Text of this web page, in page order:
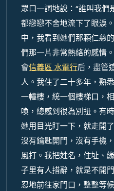
眾口一詞地說：“誰叫我們
都戀戀不舍地流下了眼淚
中，我看到她們那顆仁慈
們那一片非常熱絡的感情。
會信義區 水電行后，盡管
人。我住了二十多年，熟
一幢樓，統一個樓梯口，
喚，總感到很為別扭。有
她用目光盯一下，就走開
沒有鑰匙開門，沒有手機
風打。我把姓名，住址、
子里有人措辭，就是不開
忍地前往家門口，整整等